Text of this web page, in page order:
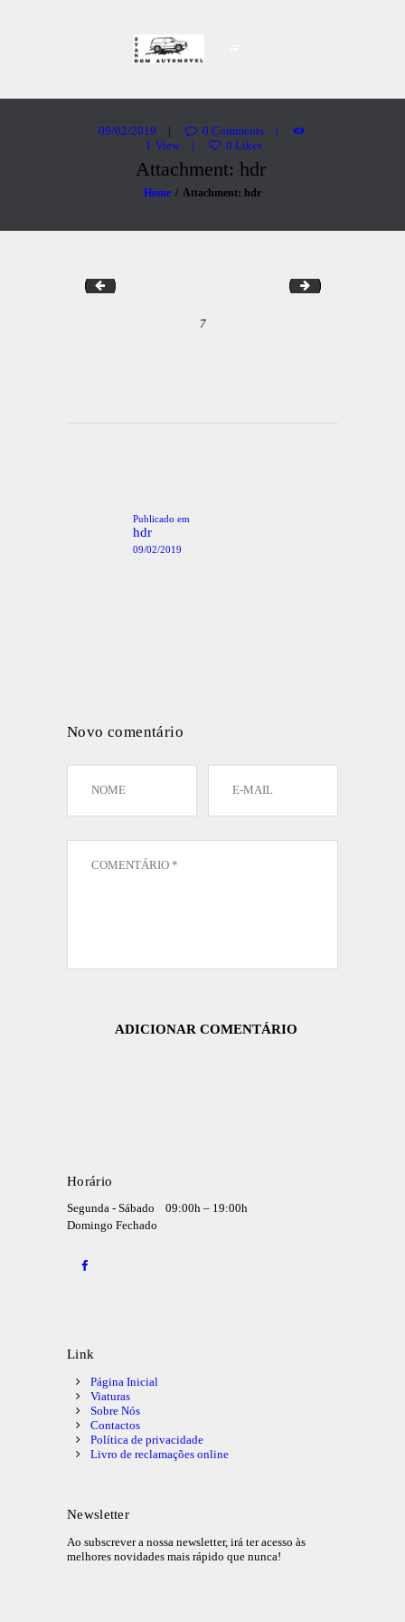
09/02/2019 0 Comments
1 View 0 Likes
Attachment: hdr
Home Attachment: hdr
Stand Dom Automóvel
Carros Usados
VIATURAS
dav hdr
7
Publicado em
hdr
09/02/2019
Novo comentário
Horário
Segunda - Sábado 09:00h – 19:00h
Domingo Fechado
Link
Página Inicial
Viaturas
Sobre Nós
Contactos
Política de privacidade
Livro de reclamações online
Newsletter
Ao subscrever a nossa newsletter, irá ter acesso às
melhores novidades mais rápido que nunca!